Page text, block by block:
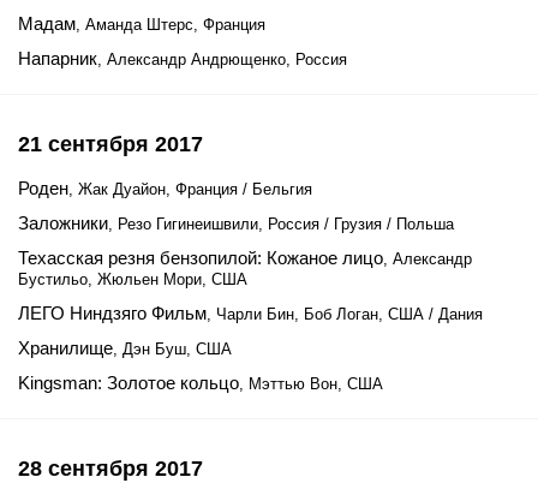
Мадам, Аманда Штерс, Франция
Напарник, Александр Андрющенко, Россия
21 сентября 2017
Роден, Жак Дуайон, Франция / Бельгия
Заложники, Резо Гигинеишвили, Россия / Грузия / Польша
Техасская резня бензопилой: Кожаное лицо, Александр
Бустильо, Жюльен Мори, США
ЛЕГО Ниндзяго Фильм, Чарли Бин, Боб Логан, США / Дания
Хранилище, Дэн Буш, США
Kingsman: Золотое кольцо, Мэттью Вон, США
28 сентября 2017